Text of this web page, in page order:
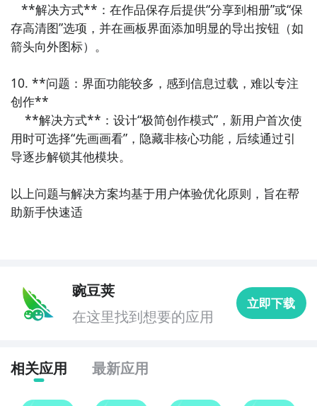
存高清图”选项，并在画板界面添加明显的导出按钮（如
箭头向外图标）。
10. **问题：界面功能较多，感到信息过载，难以专注
创作**
用时可选择“先画画看”，隐藏非核心功能，后续通过引
导逐步解锁其他模块。
以上问题与解决方案均基于用户体验优化原则，旨在帮
助新手快速适
豌豆荚
在这里找到想要的应用
立即下载
相关应用 最新应用